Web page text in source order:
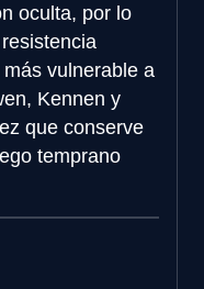
oculta, por lo
vulnerable a
Kennen y
que conserve
temprano